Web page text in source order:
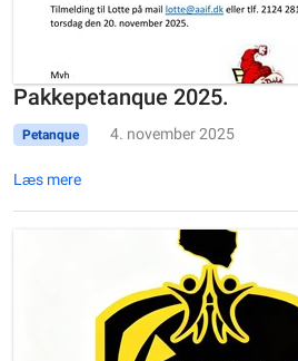
Pakkepetanque 2025.
Petanque 4. november 2025
Læs mere